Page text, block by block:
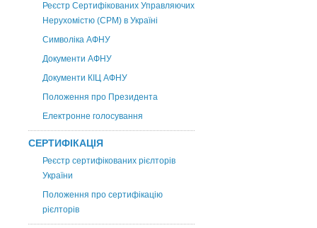
Реєстр Сертифікованих Управляючих
Нерухомістю (CPM) в Україні
Символіка АФНУ
Документи АФНУ
Документи КІЦ АФНУ
Положення про Президента
Електронне голосування
СЕРТИФІКАЦІЯ
Реєстр сертифікованих рієлторів
України
Положення про сертифікацію
рієлторів